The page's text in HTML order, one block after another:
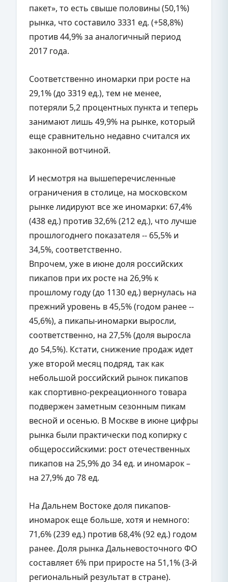
пакет», то есть свыше половины (50,1%)
рынка, что составило 3331 ед. (+58,8%)
против 44,9% за аналогичный период
2017 года.
Соответственно иномарки при росте на
29,1% (до 3319 ед.), тем не менее,
потеряли 5,2 процентных пункта и теперь
занимают лишь 49,9% на рынке, который
еще сравнительно недавно считался их
законной вотчиной.
И несмотря на вышеперечисленные
ограничения в столице, на московском
рынке лидируют все же иномарки: 67,4%
(438 ед.) против 32,6% (212 ед.), что лучше
прошлогоднего показателя -- 65,5% и
34,5%, соответственно.
Впрочем, уже в июне доля российских
пикапов при их росте на 26,9% к
прошлому году (до 1130 ед.) вернулась на
прежний уровень в 45,5% (годом ранее --
45,6%), а пикапы-иномарки выросли,
соответственно, на 27,5% (доля выросла
до 54,5%). Кстати, снижение продаж идет
уже второй месяц подряд, так как
небольшой российский рынок пикапов
как спортивно-рекреационного товара
подвержен заметным сезонным пикам
весной и осенью. В Москве в июне цифры
рынка были практически под копирку с
общероссийскими: рост отечественных
пикапов на 25,9% до 34 ед. и иномарок –
на 27,9% до 78 ед.
На Дальнем Востоке доля пикапов-
иномарок еще больше, хотя и немного:
71,6% (239 ед.) против 68,4% (92 ед.) годом
ранее. Доля рынка Дальневосточного ФО
составляет 6% при приросте на 51,1% (3-й
региональный результат в стране).